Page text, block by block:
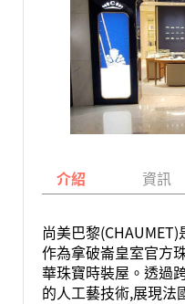
介紹 資訊
尚美巴黎
作為拿破崙皇室官方
華珠寶時裝屋。透過
的人工藝技術,展現法